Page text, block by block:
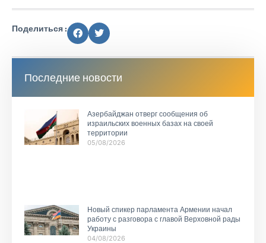
Поделиться :
Последние новости
Азербайджан отверг сообщения об
израильских военных базах на своей
территории
05/08/2026
Новый спикер парламента Армении начал
работу с разговора с главой Верховной рады
Украины
04/08/2026